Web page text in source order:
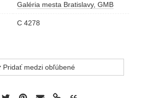
Galéria mesta Bratislavy, GMB
C 4278
Pridať medzi obľúbené